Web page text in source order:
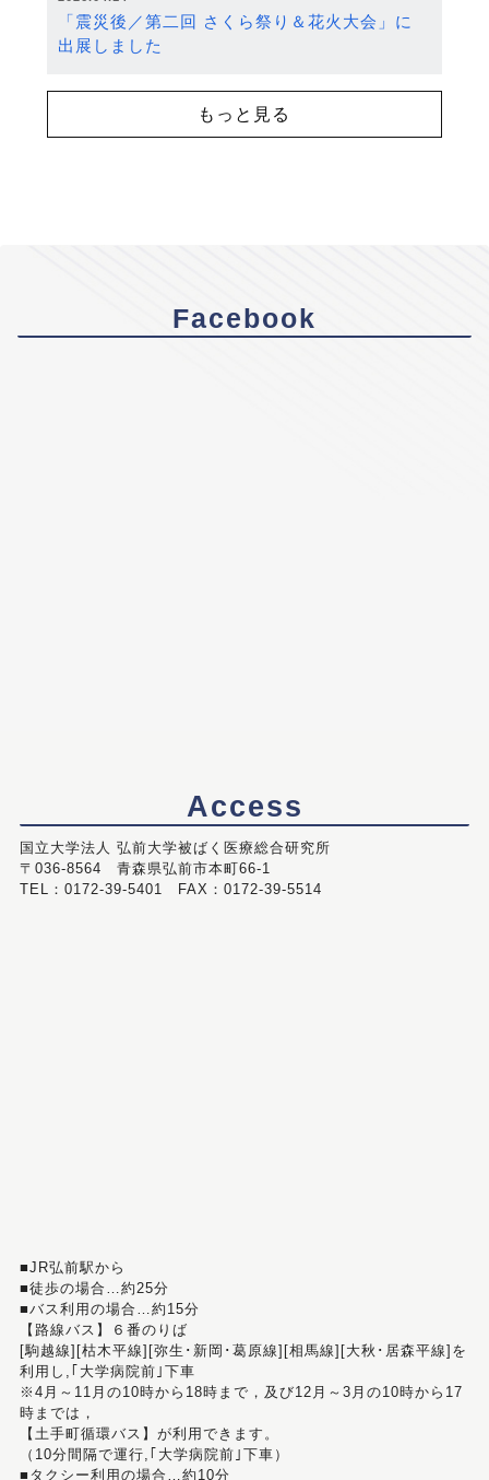
「震災後／第二回 さくら祭り＆花火大会」に
出展しました
もっと見る
Facebook
Access
国立大学法人 弘前大学被ばく医療総合研究所
〒036-8564 青森県弘前市本町66-1
TEL：0172-39-5401 FAX：0172-39-5514
■JR弘前駅から
■徒歩の場合…約25分
■バス利用の場合…約15分
【路線バス】６番のりば
[駒越線][枯木平線][弥生･新岡･葛原線][相馬線][大秋･居森平線]を
利用し,｢大学病院前｣下車
※4月～11月の10時から18時まで，及び12月～3月の10時から17
時までは，
【土手町循環バス】が利用できます。
（10分間隔で運行,｢大学病院前｣下車）
■タクシー利用の場合…約10分